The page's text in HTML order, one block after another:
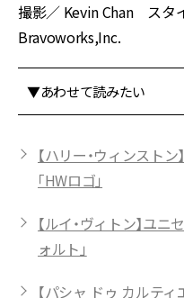
撮影／ Kevin Chan スタ
Bravoworks,Inc.
▼あわせて読みたい
【ハリー・ウィンスト
「HWロゴ」
【ルイ・ヴィトン】ユ
ォルト」
【パシャ ドゥ カルテ